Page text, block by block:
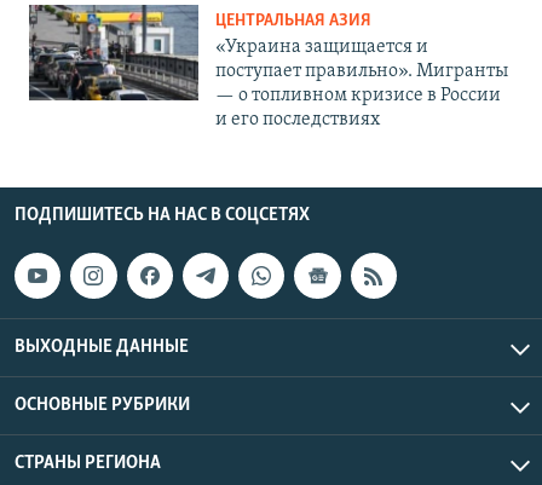
ЦЕНТРАЛЬНАЯ АЗИЯ
«Украина защищается и
поступает правильно». Мигранты
— о топливном кризисе в России
и его последствиях
ПОДПИШИТЕСЬ НА НАС В СОЦСЕТЯХ
ВЫХОДНЫЕ ДАННЫЕ
ОСНОВНЫЕ РУБРИКИ
СТРАНЫ РЕГИОНА